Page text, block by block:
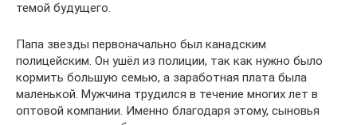
темой будущего.
Папа звезды первоначально был канадским
полицейским. Он ушёл из полиции, так как нужно было
кормить большую семью, а заработная плата была
маленькой. Мужчина трудился в течение многих лет в
оптовой компании. Именно благодаря этому, сыновья